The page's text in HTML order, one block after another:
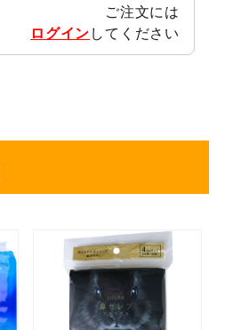
ご注文には
ログインしてください